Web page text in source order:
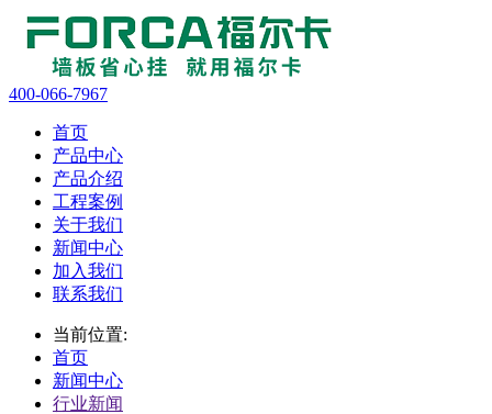
400-066-7967
首页
产品中心
产品介绍
工程案例
关于我们
新闻中心
加入我们
联系我们
当前位置:
首页
新闻中心
行业新闻